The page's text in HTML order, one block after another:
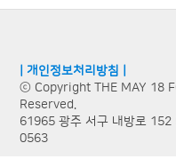
| 개인정보처리방침 |
ⓒ Copyright THE MAY 18
Reserved.
61965 광주 서구 내방로
0563